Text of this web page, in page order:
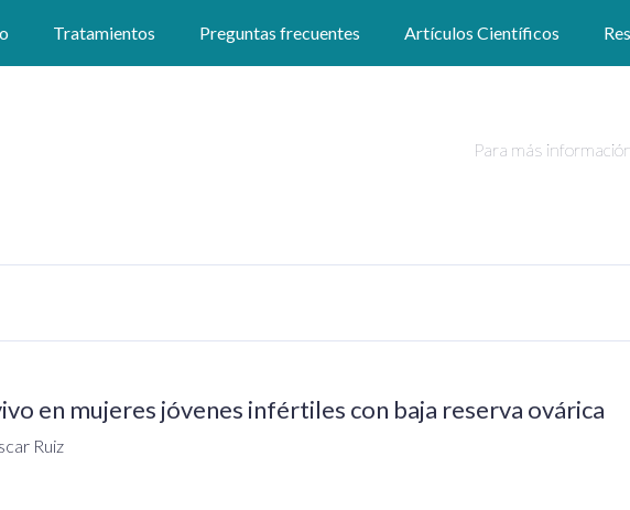
Tratamientos Preguntas frecuentes Artículos Científicos
Para más
en mujeres jóvenes infértiles con baja reserva ovárica
Ruiz